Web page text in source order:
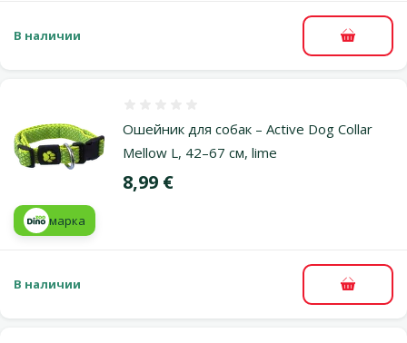
В наличии В
Ошейник для собак – Active Dog Collar
Mellow L, 42–67 см, lime
Цена
8,99 €
марка
В наличии В